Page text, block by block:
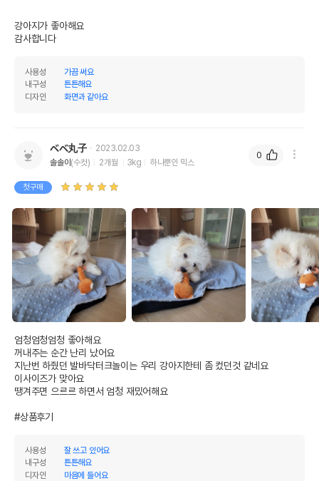
강아지가 좋아해요
감사합니다
사용성
가끔 써요
내구성
튼튼해요
디자인
화면과 같아요
ベベ丸子
2023.02.03
솔솔이(수컷) 2개월 3kg 하나뿐인 믹스
첫구매
엄청엄청엄청 좋아해요
꺼내주는 순간 난리 났어요
지난번 하줬던 발바닥터크놀이는 우리 강아지한테 좀 컸던것 같네요
이사이즈가 맞아요
땡겨주면 으르르 하면서 엄청 재밌어해요
#상품후기
사용성
잘 쓰고 있어요
내구성
튼튼해요
디자인
마음에 들어요
0